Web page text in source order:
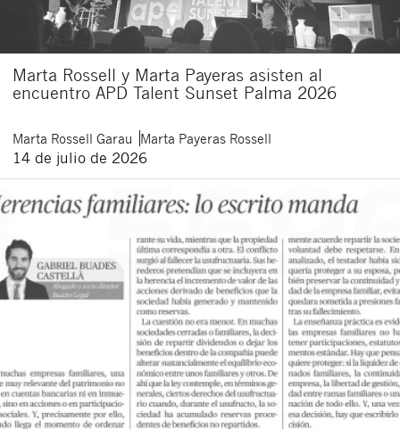
Marta Rossell y Marta Payeras asisten al
encuentro APD Talent Sunset Palma 2026
Marta Rossell Garau Marta Payeras Rossell
14 de julio de 2026